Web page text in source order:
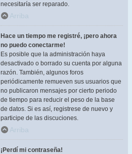
necesitaría ser reparado.
Arriba
Hace un tiempo me registré, ¡pero ahora
no puedo conectarme!
Es posible que la administración haya
desactivado o borrado su cuenta por alguna
razón. También, algunos foros
periódicamente remueven sus usuarios que
no publicaron mensajes por cierto periodo
de tiempo para reducir el peso de la base
de datos. Si es así, registrese de nuevo y
participe de las discuciones.
Arriba
¡Perdí mi contraseña!